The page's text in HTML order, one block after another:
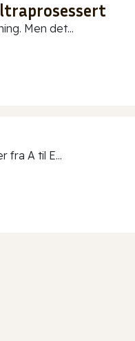
Men det...
fra A til E...